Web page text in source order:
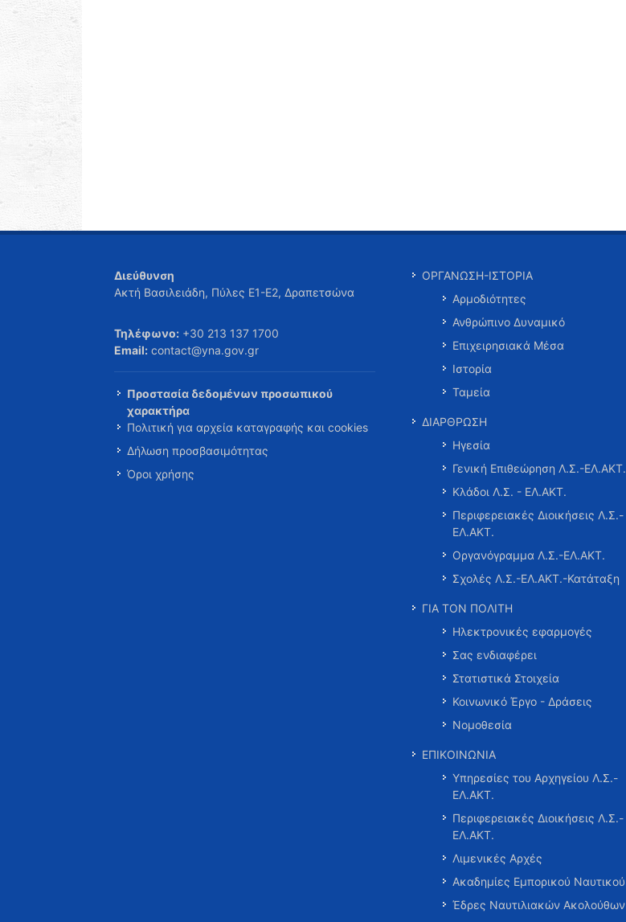
Διεύθυνση
Ακτή Βασιλειάδη, Πύλες Ε1-Ε2, Δραπετσώνα
Τηλέφωνο: +30 213 137 1700
Email: contact@yna.gov.gr
Προστασία δεδομένων προσωπικού
χαρακτήρα
Πολιτική για αρχεία καταγραφής και cookies
Δήλωση προσβασιμότητας
Όροι χρήσης
ΟΡΓΑΝΩΣΗ-ΙΣΤΟΡΙΑ
Αρμοδιότητες
Ανθρώπινο Δυναμικό
Επιχειρησιακά Μέσα
Ιστορία
Ταμεία
ΔΙΑΡΘΡΩΣΗ
Ηγεσία
Γενική Επιθεώρηση Λ.Σ.-ΕΛ.ΑΚΤ.
Κλάδοι Λ.Σ. - ΕΛ.ΑΚΤ.
Περιφερειακές Διοικήσεις Λ.Σ.-
ΕΛ.ΑΚΤ.
Οργανόγραμμα Λ.Σ.-ΕΛ.ΑΚΤ.
Σχολές Λ.Σ.-ΕΛ.ΑΚΤ.-Κατάταξη
ΓΙΑ ΤΟΝ ΠΟΛΙΤΗ
Ηλεκτρονικές εφαρμογές
Σας ενδιαφέρει
Στατιστικά Στοιχεία
Κοινωνικό Έργο - Δράσεις
Νομοθεσία
ΕΠΙΚΟΙΝΩΝΙΑ
Υπηρεσίες του Αρχηγείου Λ.Σ.-
ΕΛ.ΑΚΤ.
Περιφερειακές Διοικήσεις Λ.Σ.-
ΕΛ.ΑΚΤ.
Λιμενικές Αρχές
Ακαδημίες Εμπορικού Ναυτικού
Έδρες Ναυτιλιακών Ακολούθων